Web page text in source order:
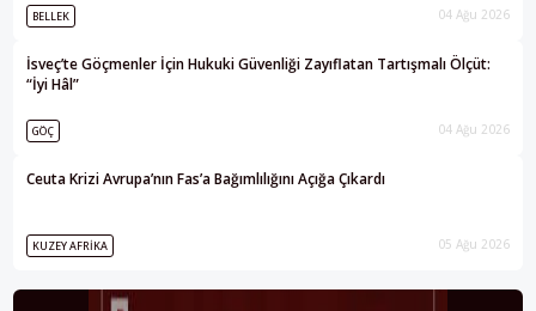
BELLEK 04 Ağu 2026
İsveç’te Göçmenler İçin Hukuki Güvenliği Zayıflatan Tartışmalı Ölçüt:
“İyi Hâl”
GÖÇ 04 Ağu 2026
Ceuta Krizi Avrupa’nın Fas’a Bağımlılığını Açığa Çıkardı
KUZEY AFRIKA 05 Ağu 2026